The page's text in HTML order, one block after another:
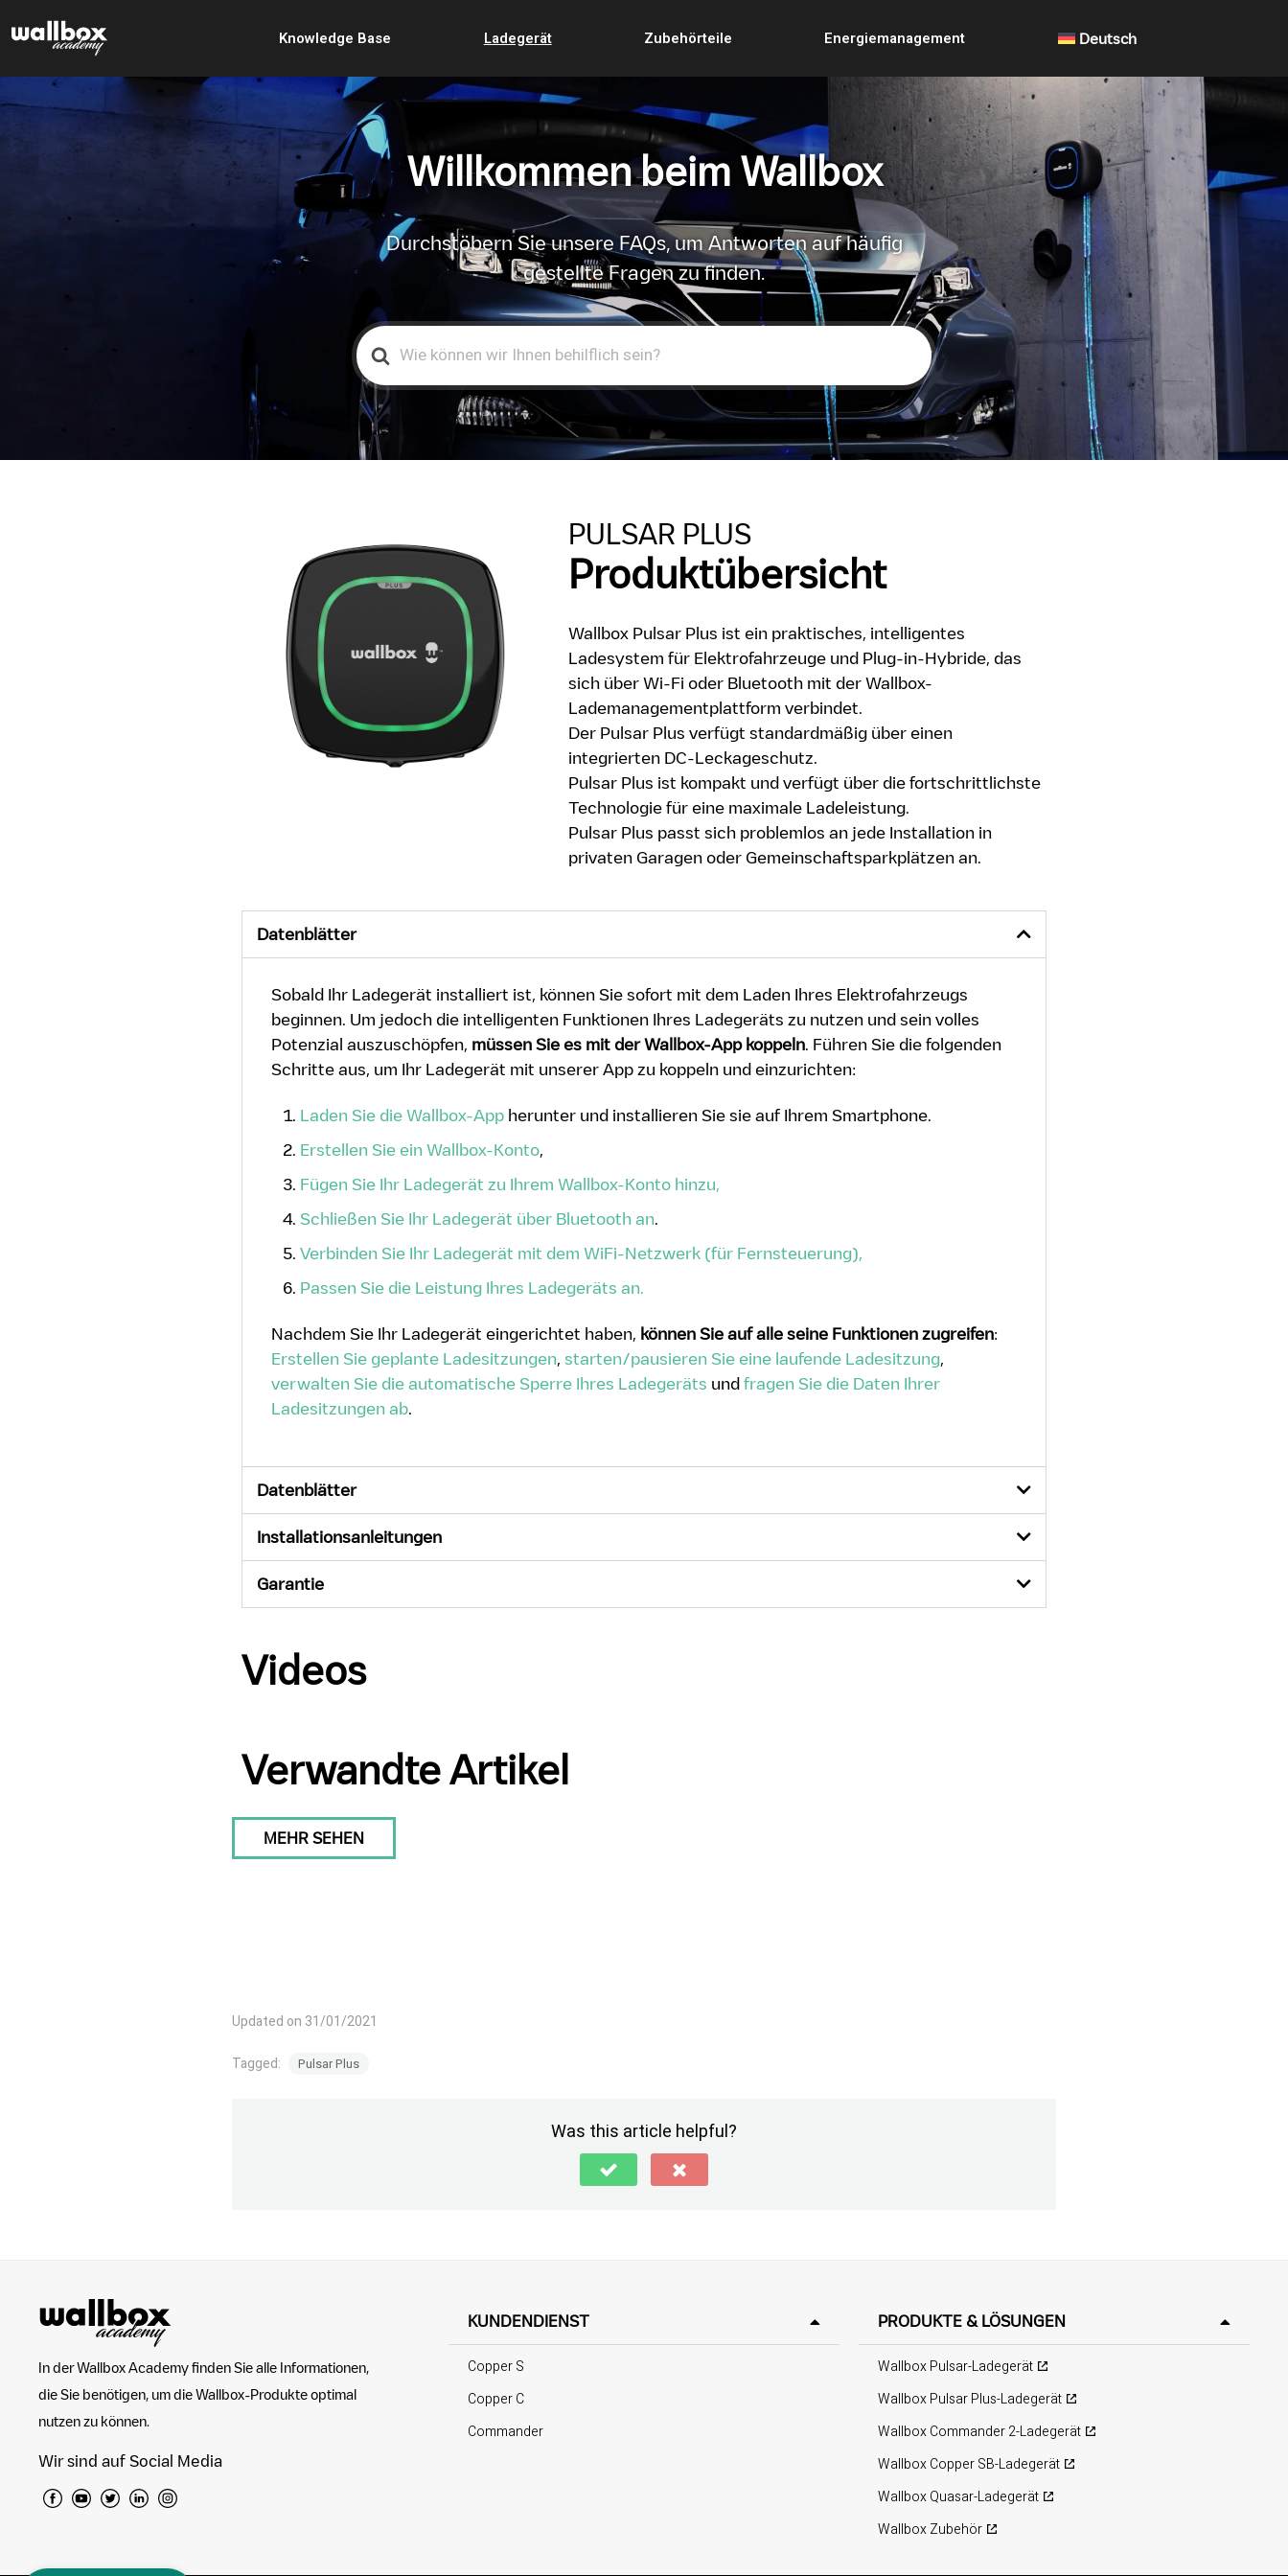
Knowledge Base Ladegerät Zubehörteile Energiemanagement Deutsch
Willkommen beim Wallbox
Durchstöbern Sie unsere FAQs, um Antworten auf häufig
gestellte Fragen zu finden.
Search
For
PULSAR PLUS
Produktübersicht
Wallbox Pulsar Plus ist ein praktisches, intelligentes
Ladesystem für Elektrofahrzeuge und Plug-in-Hybride, das
sich über Wi-Fi oder Bluetooth mit der Wallbox-
Lademanagementplattform verbindet.
Der Pulsar Plus verfügt standardmäßig über einen
integrierten DC-Leckageschutz.
Pulsar Plus ist kompakt und verfügt über die fortschrittlichste
Technologie für eine maximale Ladeleistung.
Pulsar Plus passt sich problemlos an jede Installation in
privaten Garagen oder Gemeinschaftsparkplätzen an.
Datenblätter
Sobald Ihr Ladegerät installiert ist, können Sie sofort mit dem Laden Ihres Elektrofahrzeugs
beginnen. Um jedoch die intelligenten Funktionen Ihres Ladegeräts zu nutzen und sein volles
Potenzial auszuschöpfen, müssen Sie es mit der Wallbox-App koppeln . Führen Sie die folgenden
Schritte aus, um Ihr Ladegerät mit unserer App zu koppeln und einzurichten:
Laden Sie die Wallbox-App herunter und installieren Sie sie auf Ihrem Smartphone.
Erstellen Sie ein Wallbox-Konto
Fügen Sie Ihr Ladegerät zu Ihrem Wallbox-Konto hinzu,
Schließen Sie Ihr Ladegerät über Bluetooth an
Verbinden Sie Ihr Ladegerät mit dem WiFi-Netzwerk (für Fernsteuerung),
Passen Sie die Leistung Ihres Ladegeräts an.
Nachdem Sie Ihr Ladegerät eingerichtet haben, können Sie auf alle seine Funktionen zugreifen:
Erstellen Sie geplante Ladesitzungen starten/pausieren Sie eine laufende Ladesitzung
verwalten Sie die automatische Sperre Ihres Ladegeräts und fragen Sie die Daten Ihrer
Ladesitzungen ab
Datenblätter
Installationsanleitungen
Garantie
Videos
Verwandte Artikel
MEHR SEHEN
Updated on 31/01/2021
Tagged: Pulsar Plus
Was this article helpful?
In der Wallbox Academy finden Sie alle Informationen,
die Sie benötigen, um die Wallbox-Produkte optimal
nutzen zu können.
Wir sind auf Social Media
KUNDENDIENST
Copper S
Copper C
Commander
PRODUKTE & LÖSUNGEN
Wallbox Pulsar-Ladegerät
Wallbox Pulsar Plus-Ladegerät
Wallbox Commander 2-Ladegerät
Wallbox Copper SB-Ladegerät
Wallbox Quasar-Ladegerät
Wallbox Zubehör